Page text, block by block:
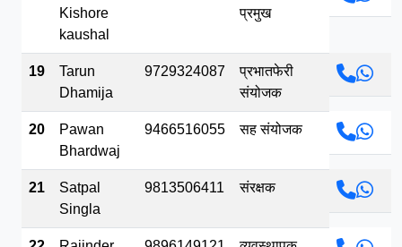
Kishore
kaushal
प्रमुख
19
Tarun
Dhamija
9729324087
प्रभातफेरी
संयोजक
20
Pawan
Bhardwaj
9466516055 सह संयोजक
21
Satpal
Singla
9813506411 संरक्षक